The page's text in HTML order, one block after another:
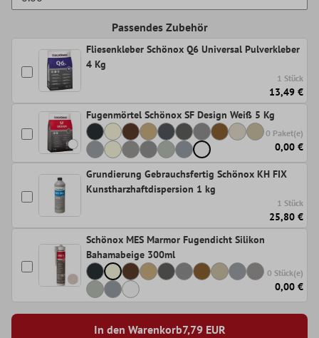
Passendes Zubehör
Fliesenkleber Schönox Q6 Universal Pulverkleber
4 Kg
1 Stück
13,49 €
Fugenmörtel Schönox SF Design Weiß 5 Kg
0 Paket(e)
0,00 €
Grundierung Gebrauchsfertig Schönox KH FIX
Kunstharzhaftdispersion 1 kg
1 Stück
25,80 €
Schönox MES Marmor Fugendicht Silikon
Bahamabeige 300ml
0 Stück(e)
0,00 €
In den Warenkorb7,79EUR